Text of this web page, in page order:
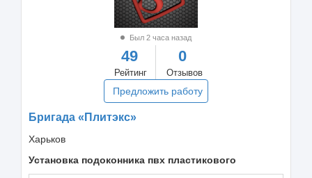
Был 2 часа назад
49
Рейтинг
0
Отзывов
Предложить работу
Бригада «Плитэкс»
Харьков
Установка подоконника пвх пластикового